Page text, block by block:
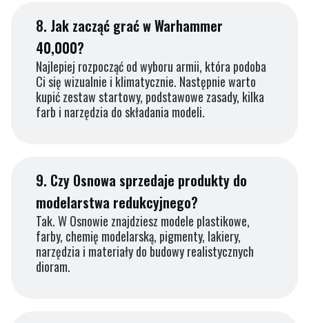
8. Jak zacząć grać w Warhammer
40,000?
Najlepiej rozpocząć od wyboru armii, która podoba
Ci się wizualnie i klimatycznie. Następnie warto
kupić zestaw startowy, podstawowe zasady, kilka
farb i narzędzia do składania modeli.
9. Czy Osnowa sprzedaje produkty do
modelarstwa redukcyjnego?
Tak. W Osnowie znajdziesz modele plastikowe,
farby, chemię modelarską, pigmenty, lakiery,
narzędzia i materiały do budowy realistycznych
dioram.